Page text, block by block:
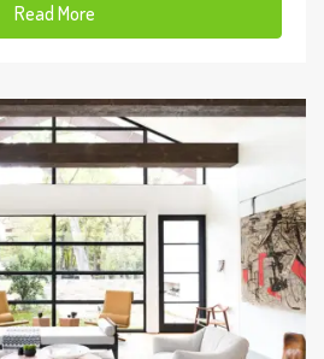
Read More